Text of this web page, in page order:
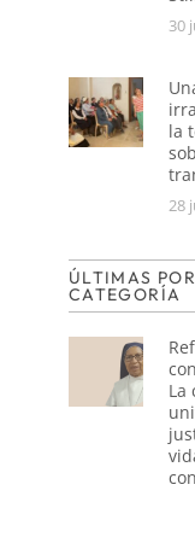
30
la
28
ÚLTIMAS POR
CATEGORÍA
La